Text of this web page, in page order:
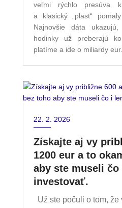
veľmi rýchlo presúva
a klasický „plast“
Najnovšie dáta
hodinky už preberajú
platíme a ide o miliardy eur.
22. 2. 2026
Získajte aj vy
1200 eur a to
aby ste museli čo
investovať.
Už ste počuli o tom, že